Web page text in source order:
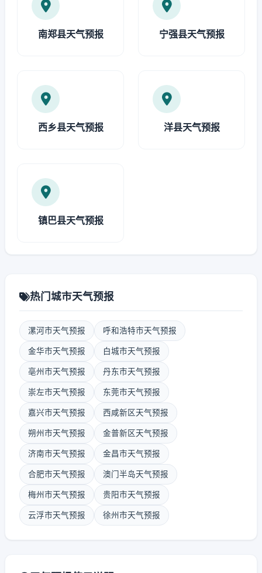
南郑县天气预报 宁强县天气预报
西乡县天气预报 洋县天气预报
镇巴县天气预报
热门城市天气预报
漯河市天气预报 呼和浩特市天气预报
金华市天气预报 白城市天气预报
亳州市天气预报 丹东市天气预报
崇左市天气预报 东莞市天气预报
嘉兴市天气预报 西咸新区天气预报
朔州市天气预报 金普新区天气预报
济南市天气预报 金昌市天气预报
合肥市天气预报 澳门半岛天气预报
梅州市天气预报 贵阳市天气预报
云浮市天气预报 徐州市天气预报